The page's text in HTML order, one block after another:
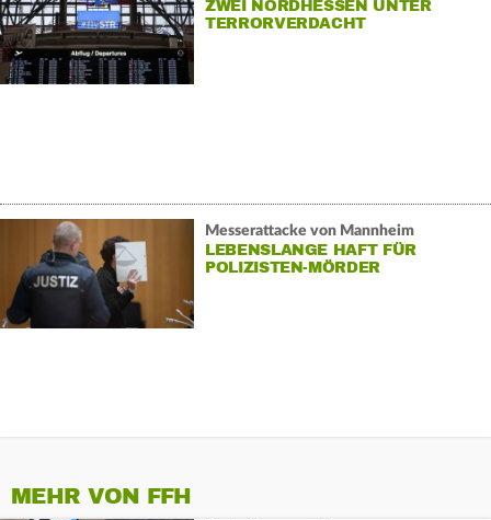
ZWEI NORDHESSEN UNTER
TERRORVERDACHT
Messerattacke von Mannheim
LEBENSLANGE HAFT FÜR
POLIZISTEN-MÖRDER
MEHR VON FFH